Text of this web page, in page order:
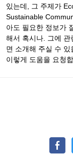
있는데, 그 주제가
Sustainable
아도 필요한 정보가
해서 혹시나. 그에 관
면 소개해 주실 수 있
이렇게 도움을 요청